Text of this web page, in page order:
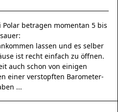
Polar betragen momentan 5 bis
lassen und es selber
ist recht einfach zu öffnen.
auch schon von einigen
einer verstopften Barometer-
...